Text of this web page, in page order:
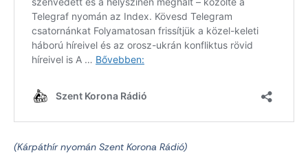
(Kárpáthír nyomán Szent Korona Rádió)